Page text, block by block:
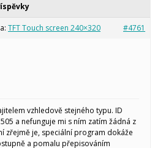
TFT Touch screen 240×320 #4761
vzhledově stejného typu. ID
a nefunguje mi s ním zatím žádná z
zřejmě je, speciální program dokáže
a pomalu přepisováním